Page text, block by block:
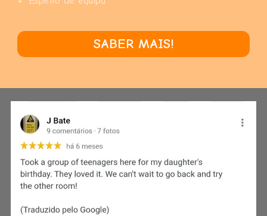
SABER MAIS!